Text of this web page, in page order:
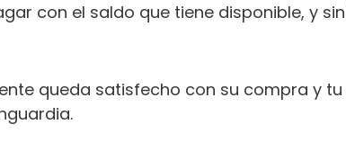
con el saldo que tiene disponible, y
queda satisfecho con su compra y